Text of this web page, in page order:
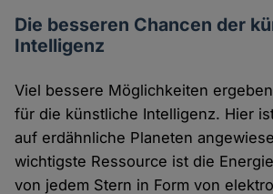
Die besseren Chancen der
Intelligenz
Viel bessere Möglichkeiten
für die künstliche Intelligenz. Hier
auf erdähnliche Planeten
wichtigste Ressource ist die
von jedem Stern in Form von